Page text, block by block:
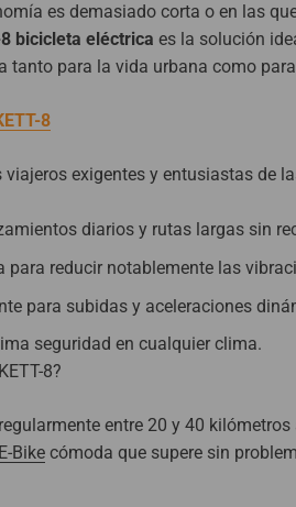
es demasiado corta o en las
8 bicicleta eléctrica es la solución
para la vida urbana como
8
exigentes y entusiastas de
diarios y rutas largas sin
reducir notablemente las
para subidas y aceleraciones
seguridad en cualquier clima.
8?
entre 20 y 40
Bike cómoda que supere sin